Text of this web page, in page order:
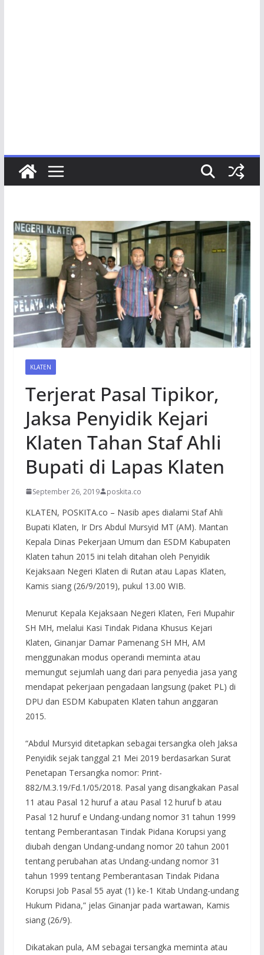
KLATEN
Terjerat Pasal Tipikor,
Jaksa Penyidik Kejari
Klaten Tahan Staf Ahli
Bupati di Lapas Klaten
September 26, 2019 poskita.co
KLATEN, POSKITA.co – Nasib apes dialami Staf Ahli
Bupati Klaten, Ir Drs Abdul Mursyid MT (AM). Mantan
Kepala Dinas Pekerjaan Umum dan ESDM Kabupaten
Klaten tahun 2015 ini telah ditahan oleh Penyidik
Kejaksaan Negeri Klaten di Rutan atau Lapas Klaten,
Kamis siang (26/9/2019), pukul 13.00 WIB.
Menurut Kepala Kejaksaan Negeri Klaten, Feri Mupahir
SH MH, melalui Kasi Tindak Pidana Khusus Kejari
Klaten, Ginanjar Damar Pamenang SH MH, AM
menggunakan modus operandi meminta atau
memungut sejumlah uang dari para penyedia jasa yang
mendapat pekerjaan pengadaan langsung (paket PL) di
DPU dan ESDM Kabupaten Klaten tahun anggaran
2015.
“Abdul Mursyid ditetapkan sebagai tersangka oleh Jaksa
Penyidik sejak tanggal 21 Mei 2019 berdasarkan Surat
Penetapan Tersangka nomor: Print-
882/M.3.19/Fd.1/05/2018. Pasal yang disangkakan Pasal
11 atau Pasal 12 huruf a atau Pasal 12 huruf b atau
Pasal 12 huruf e Undang-undang nomor 31 tahun 1999
tentang Pemberantasan Tindak Pidana Korupsi yang
diubah dengan Undang-undang nomor 20 tahun 2001
tentang perubahan atas Undang-undang nomor 31
tahun 1999 tentang Pemberantasan Tindak Pidana
Korupsi Job Pasal 55 ayat (1) ke-1 Kitab Undang-undang
Hukum Pidana,” jelas Ginanjar pada wartawan, Kamis
siang (26/9).
Dikatakan pula, AM sebagai tersangka meminta atau